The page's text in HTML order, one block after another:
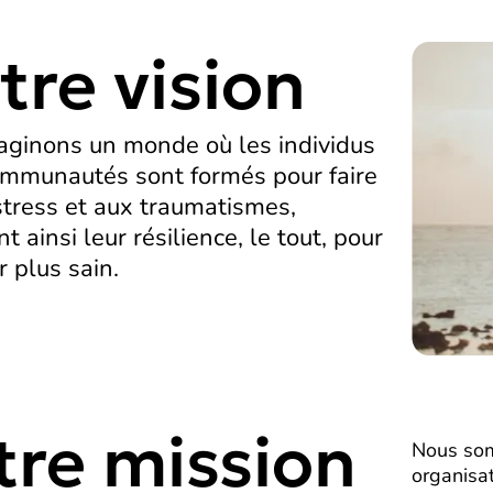
vision
un monde où les individus
sont formés pour faire
et aux traumatismes,
ainsi leur résilience, le tout, pour
plus sain.
mission
Nous